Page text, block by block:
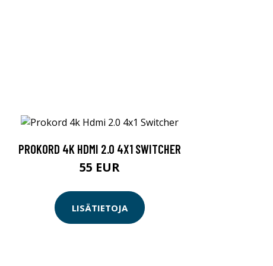
PROKORD 4K HDMI 2.0 4X1 SWITCHER
55 EUR
LISÄTIETOJA